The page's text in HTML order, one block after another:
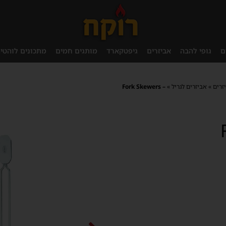
גופי להבה אביזרים גיפטקארד מותגים חמים מתכונים
» אביזרים לגריל »
Fork Skewers –